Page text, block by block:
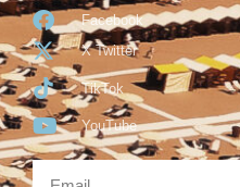
Facebook
X Twitter
TikTok
YouTube